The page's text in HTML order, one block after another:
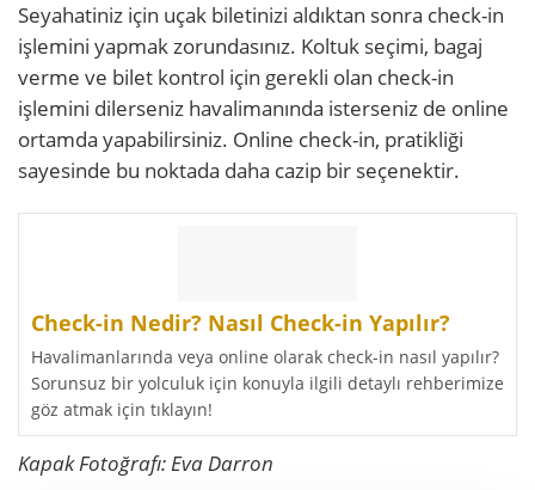
Seyahatiniz için uçak biletinizi aldıktan sonra check-in
işlemini yapmak zorundasınız. Koltuk seçimi, bagaj
verme ve bilet kontrol için gerekli olan check-in
işlemini dilerseniz havalimanında isterseniz de online
ortamda yapabilirsiniz. Online check-in, pratikliği
sayesinde bu noktada daha cazip bir seçenektir.
Check-in Nedir? Nasıl Check-in Yapılır?
Havalimanlarında veya online olarak check-in nasıl yapılır?
Sorunsuz bir yolculuk için konuyla ilgili detaylı rehberimize
göz atmak için tıklayın!
Kapak Fotoğrafı: Eva Darron